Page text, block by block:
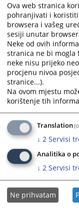
Ova web stranica
pohranjivati i
browsera i vašeg
sesiji unutar
Neke od ovih
stranica ne bi mogla
neke nisu prijeko
procjenu nivoa
stranice...).
Na ovom mjestu
korištenje tih
Translation
↓ 2 Servisi
Analitika o
↓ 2 Servisi
Ne prihvatam